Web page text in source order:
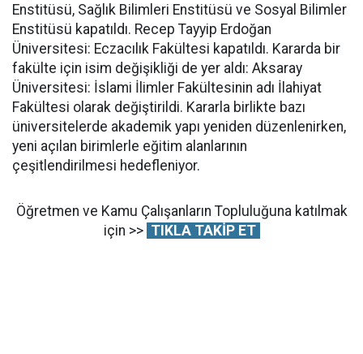
Enstitüsü, Sağlık Bilimleri Enstitüsü ve Sosyal Bilimler
Enstitüsü kapatıldı. Recep Tayyip Erdoğan
Üniversitesi: Eczacılık Fakültesi kapatıldı. Kararda bir
fakülte için isim değişikliği de yer aldı: Aksaray
Üniversitesi: İslami İlimler Fakültesinin adı İlahiyat
Fakültesi olarak değiştirildi. Kararla birlikte bazı
üniversitelerde akademik yapı yeniden düzenlenirken,
yeni açılan birimlerle eğitim alanlarının
çeşitlendirilmesi hedefleniyor.
Öğretmen ve Kamu Çalışanların Topluluğuna katılmak
için >> TIKLA TAKİP ET